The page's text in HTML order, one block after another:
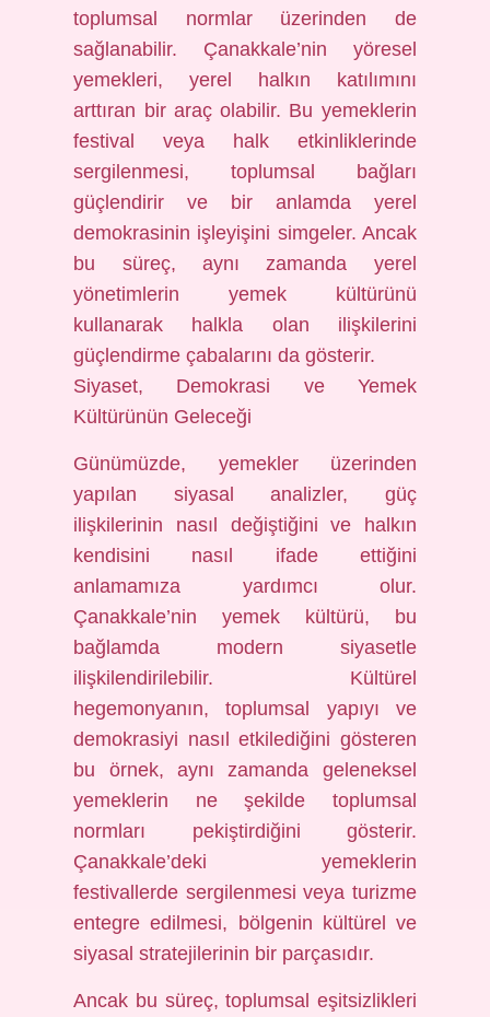
toplumsal normlar üzerinden de
sağlanabilir. Çanakkale’nin yöresel
yemekleri, yerel halkın katılımını
arttıran bir araç olabilir. Bu yemeklerin
festival veya halk etkinliklerinde
sergilenmesi, toplumsal bağları
güçlendirir ve bir anlamda yerel
demokrasinin işleyişini simgeler. Ancak
bu süreç, aynı zamanda yerel
yönetimlerin yemek kültürünü
kullanarak halkla olan ilişkilerini
güçlendirme çabalarını da gösterir.
Siyaset, Demokrasi ve Yemek
Kültürünün Geleceği
Günümüzde, yemekler üzerinden
yapılan siyasal analizler, güç
ilişkilerinin nasıl değiştiğini ve halkın
kendisini nasıl ifade ettiğini
anlamamıza yardımcı olur.
Çanakkale’nin yemek kültürü, bu
bağlamda modern siyasetle
ilişkilendirilebilir. Kültürel
hegemonyanın, toplumsal yapıyı ve
demokrasiyi nasıl etkilediğini gösteren
bu örnek, aynı zamanda geleneksel
yemeklerin ne şekilde toplumsal
normları pekiştirdiğini gösterir.
Çanakkale’deki yemeklerin
festivallerde sergilenmesi veya turizme
entegre edilmesi, bölgenin kültürel ve
siyasal stratejilerinin bir parçasıdır.
Ancak bu süreç, toplumsal eşitsizlikleri